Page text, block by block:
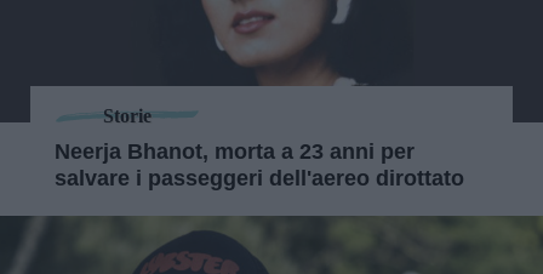
Storie
Neerja Bhanot, morta a 23 anni per
salvare i passeggeri dell'aereo dirottato